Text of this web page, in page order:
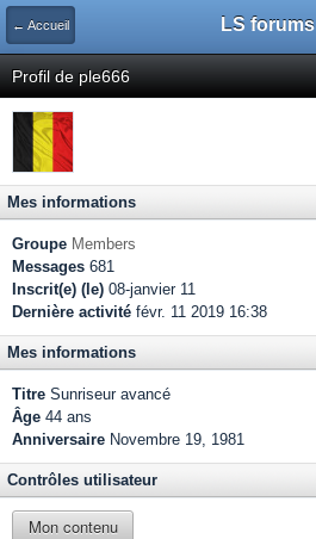
← Accueil LS forums
Profil de ple666
Mes informations
Groupe Members
Messages 681
Inscrit(e) (le) 08-janvier 11
Dernière activité févr. 11 2019 16:38
Mes informations
Titre Sunriseur avancé
Âge 44 ans
Anniversaire Novembre 19, 1981
Contrôles utilisateur
Mon contenu